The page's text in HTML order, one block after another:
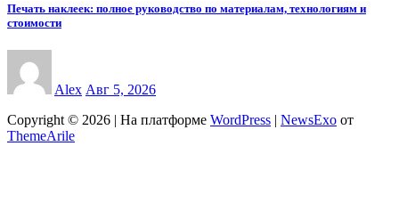
Печать наклеек: полное руководство по материалам, технологиям и
стоимости
Alex Авг 5, 2026
Copyright © 2026 | На платформе WordPress | NewsExo от
ThemeArile